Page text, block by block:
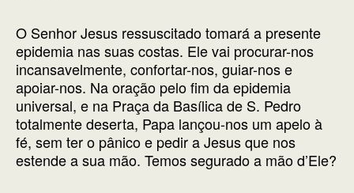
O Senhor Jesus ressuscitado tomará a presente
epidemia nas suas costas. Ele vai procurar-nos
incansavelmente, confortar-nos, guiar-nos e
apoiar-nos. Na oração pelo fim da epidemia
universal, e na Praça da Basílica de S. Pedro
totalmente deserta, Papa lançou-nos um apelo à
fé, sem ter o pânico e pedir a Jesus que nos
estende a sua mão. Temos segurado a mão d’Ele?